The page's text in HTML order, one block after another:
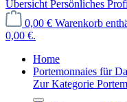
Übersicht Persönliches
0,00 € Warenkorb
0,00 €.
Home
Portemonnaies für
Zur Kategorie